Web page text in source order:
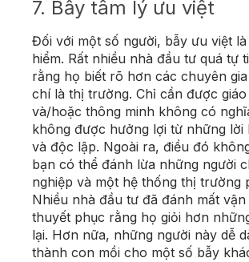
7. Bẫy tâm lý ưu việt
Đối với một số người, bẫy ưu việt
hiểm. Rất nhiều nhà đầu tư quá tự
rằng họ biết rõ hơn các chuyên
chí là thị trường. Chỉ cần được
và/hoặc thông minh không có
không được hưởng lợi từ những lời
và độc lập. Ngoài ra, điều đó
bạn có thể đánh lừa những người
nghiệp và một hệ thống thị trường
Nhiều nhà đầu tư đã đánh mất
thuyết phục rằng họ giỏi hơn
lại. Hơn nữa, những người này dễ
thành con mồi cho một số bẫy